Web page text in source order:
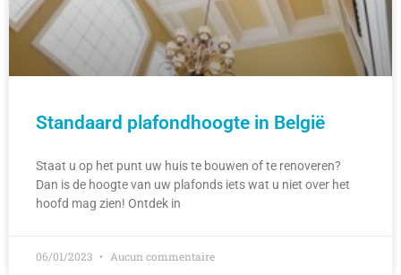
Standaard plafondhoogte in België
Staat u op het punt uw huis te bouwen of te renoveren?
Dan is de hoogte van uw plafonds iets wat u niet over het
hoofd mag zien! Ontdek in
06/01/2023 Aucun commentaire